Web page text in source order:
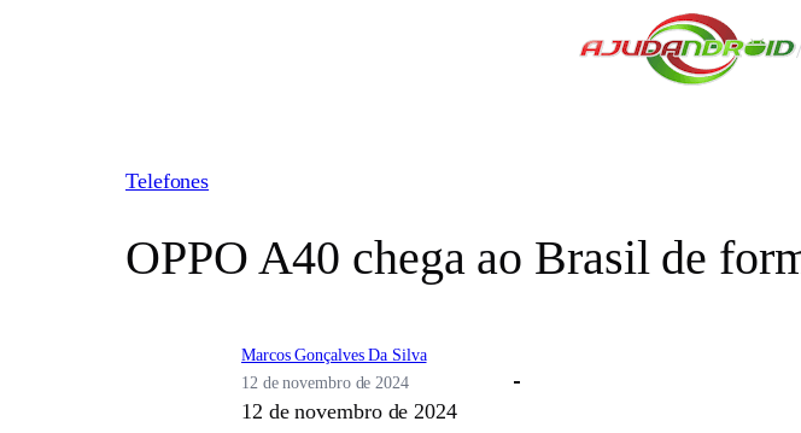
Telefones
OPPO A40 chega ao Brasil de
Marcos Gonçalves Da Silva
12 de novembro de 2024
12 de novembro de 2024